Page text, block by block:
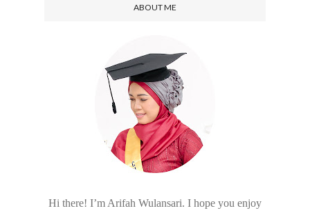
ABOUT ME
Hi there! I’m Arifah Wulansari. I hope you enjoy